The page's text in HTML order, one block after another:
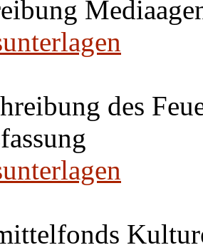
des